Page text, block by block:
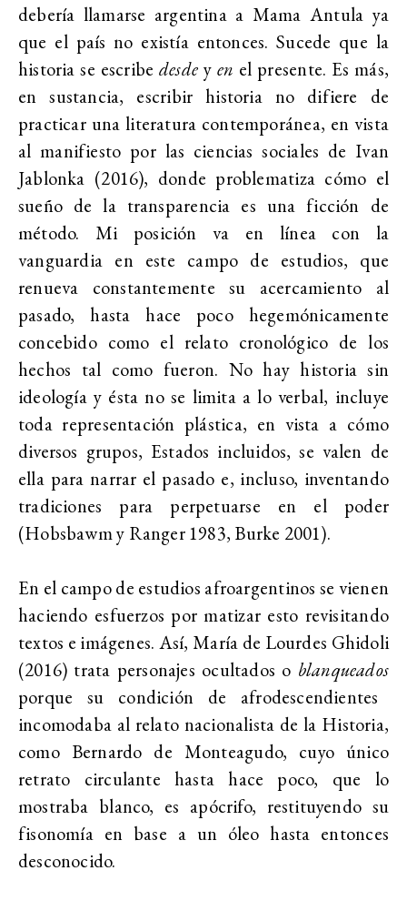
debería llamarse argentina a Mama Antula ya
que el país no existía entonces. Sucede que la
historia se escribe desde y en el presente. Es más,
en sustancia, escribir historia no difiere de
practicar una literatura contemporánea, en vista
al manifiesto por las ciencias sociales de Ivan
Jablonka (2016), donde problematiza cómo el
sueño de la transparencia es una ficción de
método. Mi posición va en línea con la
vanguardia en este campo de estudios, que
renueva constantemente su acercamiento al
pasado, hasta hace poco hegemónicamente
concebido como el relato cronológico de los
hechos tal como fueron. No hay historia sin
ideología y ésta no se limita a lo verbal, incluye
toda representación plástica, en vista a cómo
diversos grupos, Estados incluidos, se valen de
ella para narrar el pasado e, incluso, inventando
tradiciones para perpetuarse en el poder
(Hobsbawm y Ranger 1983, Burke 2001).
En el campo de estudios afroargentinos se vienen
haciendo esfuerzos por matizar esto revisitando
textos e imágenes. Así, María de Lourdes Ghidoli
(2016) trata personajes ocultados o blanqueados
porque su condición de afrodescendientes
incomodaba al relato nacionalista de la Historia,
como Bernardo de Monteagudo, cuyo único
retrato circulante hasta hace poco, que lo
mostraba blanco, es apócrifo, restituyendo su
fisonomía en base a un óleo hasta entonces
desconocido.